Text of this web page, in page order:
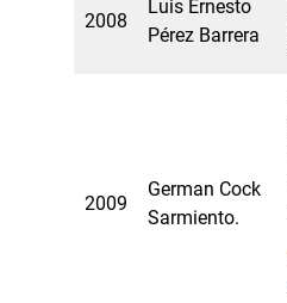
2008
Luis Ernesto
Pérez Barrera
2009
German Cock
Sarmiento.